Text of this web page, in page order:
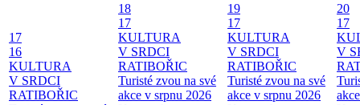
17
16
KULTURA
V SRDCI
RATIBOŘIC
18
17
KULTURA
V SRDCI
RATIBOŘIC
Turisté zvou na své
akce v srpnu 2026
19
17
KULTURA
V SRDCI
RATIBOŘIC
Turisté zvou na své
akce v srpnu 2026
20
17
V